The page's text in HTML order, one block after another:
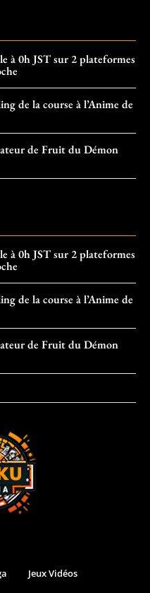
à 0h JST sur 2 plateformes
de la course à l’Anime de
de Fruit du Démon
à 0h JST sur 2 plateformes
de la course à l’Anime de
de Fruit du Démon
Jeux Vidéos